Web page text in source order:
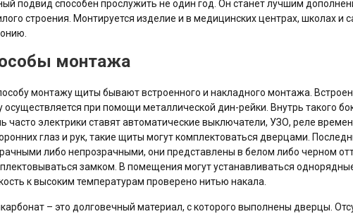
подвид способен прослужить не один год. Он станет лучшим
строения. Монтируется изделие и в медицинских центрах, школах и
монтажа
монтажу щиты бывают встроенного и накладного монтажа.
осуществляется при помощи металлической дин-рейки. Внутрь такого
часто электрики ставят автоматические выключатели, УЗО, реле
глаз и рук, такие щиты могут комплектоваться дверцами.
либо непрозрачными, они представлены в белом либо черном
замком. В помещения могут устанавливаться
к высоким температурам проверено нитью накала.
– это долговечный материал, с которого выполнены дверцы.